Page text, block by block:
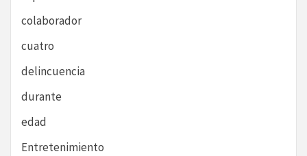
colaborador
cuatro
delincuencia
durante
edad
Entretenimiento